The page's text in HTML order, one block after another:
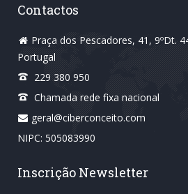
Contactos
Praça dos Pescadores, 41, 9ºDt.
Portugal
229 380 950
Chamada rede fixa nacional
geral@ciberconceito.com
NIPC: 505083990
Inscrição Newsletter